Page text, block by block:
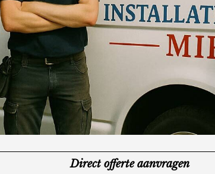
Direct offerte aanvragen